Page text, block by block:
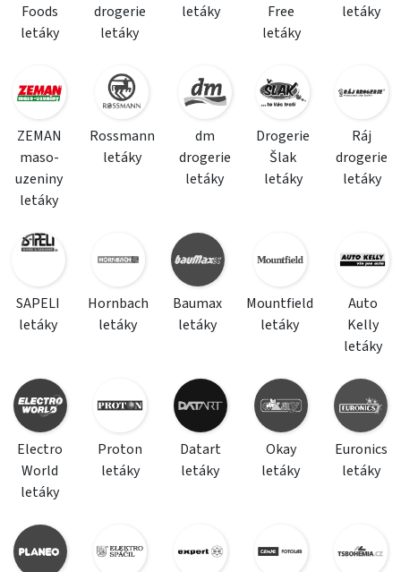
Foods
letáky
drogerie
letáky
letáky
Free
letáky
letáky
ZEMAN
maso-
uzeniny
letáky
Rossmann
letáky
dm
drogerie
letáky
Drogerie
Šlak
letáky
Ráj
drogerie
letáky
SAPELI
letáky
Hornbach
letáky
Baumax
letáky
Mountfield
letáky
Auto
Kelly
letáky
Electro
World
letáky
Proton
letáky
Datart
letáky
Okay
letáky
Euronics
letáky